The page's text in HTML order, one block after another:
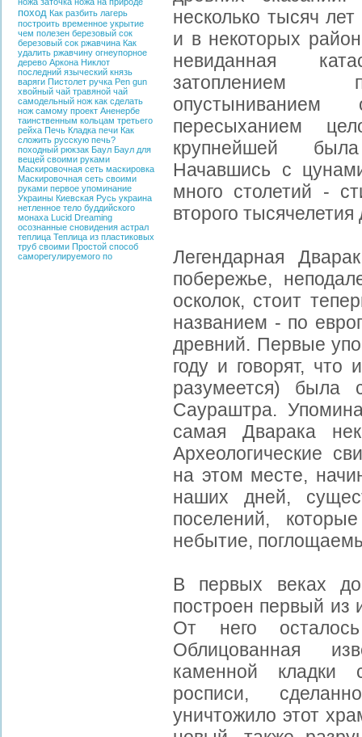
поход Как разбить лагерь
построить временное укрытие
чем полезен березовый сок
березовый сок ржавчина Как
удалить ржавчину огнеупорное
дерево Аркона Никлот
последний языческий князь
варяги Пистолет ручка Pen gun
хвойный чай травяной чай
самодельный нож как сделать
нож самому проект Аненербе
таинственным кольцам третьего
рейха Печь Кладка печи Как
сложить русскую печь?
походный рюкзак Баул Баул для
вещей своими руками
Маскировочная сеть маскировка
Маскировочная сеть своими
руками первое упоминание
Украины Киевская Русь украина
нетленное тело буддийского
монаха Lucid Dreaming
осознанные сновидения астрал
теплица Теплица из пластиковых
труб своими Простой способ
саморегулируемого по
несколько тысяч
и в некоторых
невиданная
затоплением
пересыханием
крупнейшей
Начавшись с
много столетий -
второго
Легендарная
побережье,
осколок, стоит
названием - по
древний. Первые
году и говорят,
разумеется) была
Саураштра.
самая Дварака
Археологические
на этом месте,
наших дней,
поселений,
небытие,
В первых веках
построен первый
От него
Облицованная
каменной кладки
росписи,
уничтожило этот